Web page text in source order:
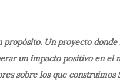
Un proyecto
un impacto positivo en el
sobre los que construimos